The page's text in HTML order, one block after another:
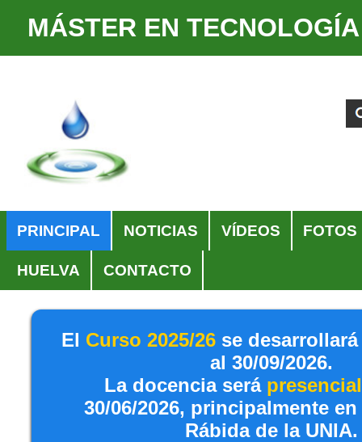
MÁSTER EN
contenido.
Saltar
Búsqueda
Avanzada…
PRINCIPAL NOTICIAS VÍDEOS FOTOS
HUELVA CONTACTO
El Curso 2025/26 se desarrollará
al 30/09/2026.
La docencia será presencial
30/06/2026, principalmente
Rábida de la UNIA.